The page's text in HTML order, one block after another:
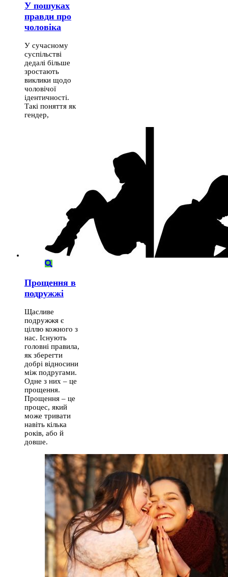
У пошуках
правди про
чоловіка
У сучасному
суспільстві
дедалі більше
зростають
виклики щодо
чоловічої
ідентичності.
Такі поняття як
гендер,
Прощення в
подружжі
Щасливе
подружжя є
ціллю кожного з
нас. Існують
головні правила,
як зберегти
добрі відносини
між подругами.
Одне з них – це
прощення.
Прощення – це
процес, який
може тривати
навіть кілька
років, або й
довше.